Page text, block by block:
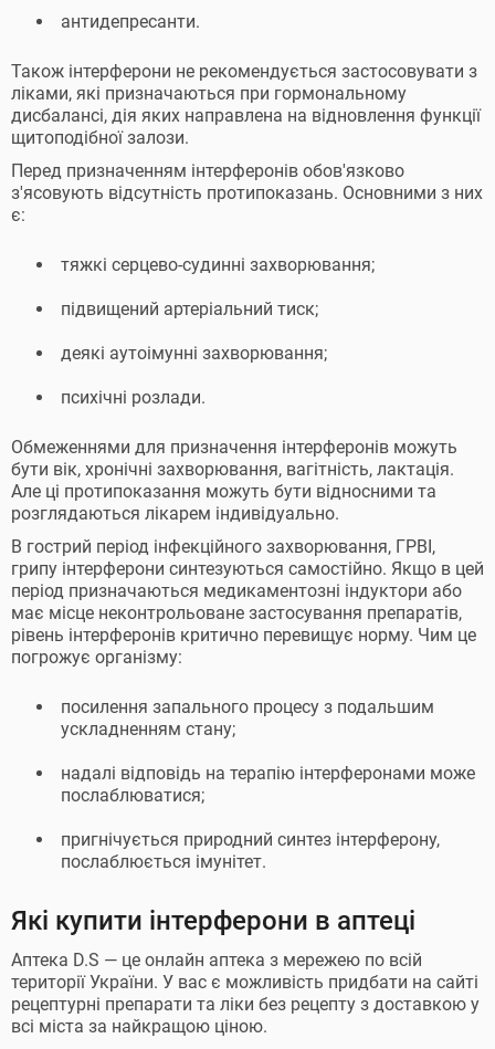
антидепресанти.
Також інтерферони не рекомендується застосовувати з
ліками, які призначаються при гормональному
дисбалансі, дія яких направлена на відновлення функції
щитоподібної залози.
Перед призначенням інтерферонів обов'язково
з'ясовують відсутність протипоказань. Основними з них
є:
тяжкі серцево-судинні захворювання;
підвищений артеріальний тиск;
деякі аутоімунні захворювання;
психічні розлади.
Обмеженнями для призначення інтерферонів можуть
бути вік, хронічні захворювання, вагітність, лактація.
Але ці протипоказання можуть бути відносними та
розглядаються лікарем індивідуально.
В гострий період інфекційного захворювання, ГРВІ,
грипу інтерферони синтезуються самостійно. Якщо в цей
період призначаються медикаментозні індуктори або
має місце неконтрольоване застосування препаратів,
рівень інтерферонів критично перевищує норму. Чим це
погрожує організму:
посилення запального процесу з подальшим
ускладненням стану;
надалі відповідь на терапію інтерферонами може
послаблюватися;
пригнічується природний синтез інтерферону,
послаблюється імунітет.
Які купити інтерферони в аптеці
Аптека D.S — це онлайн аптека з мережею по всій
території України. У вас є можливість придбати на сайті
рецептурні препарати та ліки без рецепту з доставкою у
всі міста за найкращою ціною.